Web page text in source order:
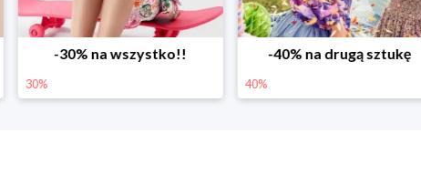
-40% na drugą sztukę
40%
Wiosenne rabaty do -25%
25%